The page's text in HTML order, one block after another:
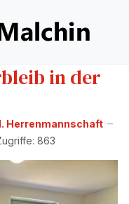
in der
Herrenmannschaft
863